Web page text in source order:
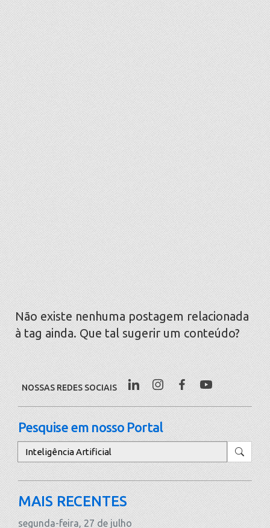
Não existe nenhuma postagem relacionada
à tag ainda. Que tal sugerir um conteúdo?
NOSSAS REDES SOCIAIS
Pesquise em nosso Portal
Pesquisar
MAIS RECENTES
segunda-feira, 27 de julho